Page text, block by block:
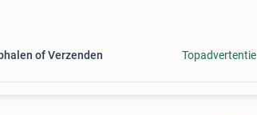
of Verzenden Topadvertentie